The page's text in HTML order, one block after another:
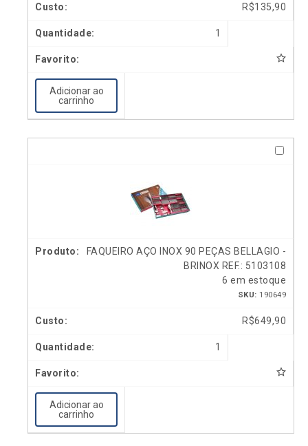
R$135,90
1
Adicionar ao
carrinho
FAQUEIRO AÇO INOX 90 PEÇAS BELLAGIO -
BRINOX REF.: 5103108
6 em estoque
SKU: 190649
R$649,90
1
Adicionar ao
carrinho